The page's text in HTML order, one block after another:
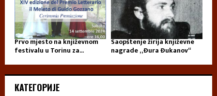
Prvo mjesto na književnom
festivalu u Torinu za...
Saopštenje žirija književne
nagrade „Đura Đukanov“
КАТЕГОРИЈЕ